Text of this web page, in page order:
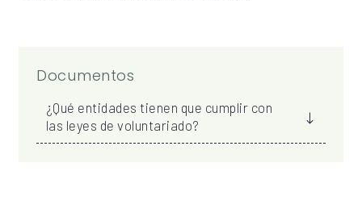
Documentos
¿Qué entidades tienen que cumplir con
las leyes de voluntariado?